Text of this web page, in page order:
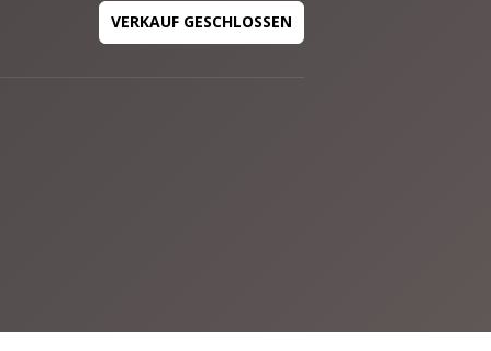
VERKAUF GESCHLOSSEN